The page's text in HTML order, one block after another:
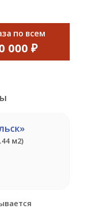
по всем
000 ₽
м2)